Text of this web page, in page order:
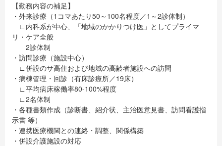
【勤務内容の補足】
・外来診療（1コマあたり50～100名程度／1～2診体制）
∟内科系が中心、「地域のかかりつけ医」としてプライマ
リ・ケア全般
2診体制
・訪問診療（施設中心）
∟併設のサ高住および地域の高齢者施設への訪問
・病棟管理・回診（有床診療所／19床）
∟平均病床稼働率80-100%程度
∟2名体制
・各種書類作成（診断書、紹介状、主治医意見書、訪問看護指
示書 等）
・連携医療機関との連絡・調整、関係構築
・併設介護施設の対応